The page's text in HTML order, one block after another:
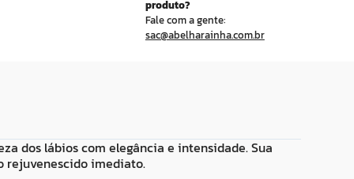
produto?
Fale com a gente:
sac@abelharainha.com.br
dos lábios com elegância e intensidade. Sua
rejuvenescido imediato.